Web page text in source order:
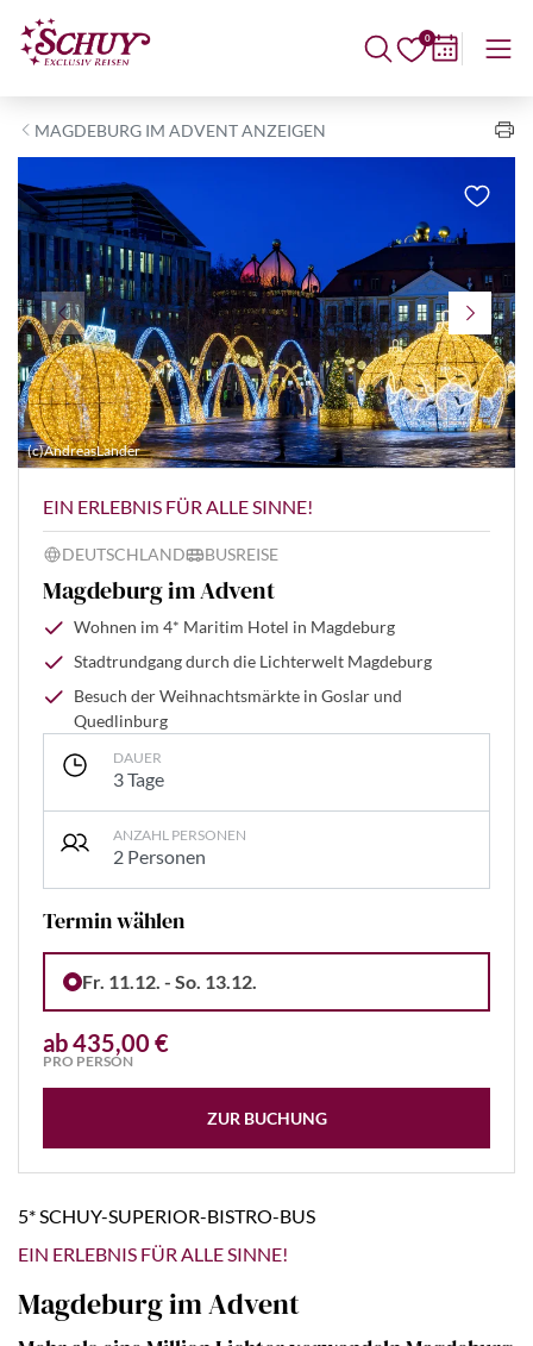
0
MAGDEBURG IM ADVENT ANZEIGEN
(c)AndreasLander
EIN ERLEBNIS FÜR ALLE SINNE!
DEUTSCHLAND BUSREISE
Magdeburg im Advent
Wohnen im 4* Maritim Hotel in Magdeburg
Stadtrundgang durch die Lichterwelt Magdeburg
Besuch der Weihnachtsmärkte in Goslar und
Quedlinburg
DAUER
3 Tage
ANZAHL PERSONEN
2 Personen
Termin wählen
Fr. 11.12. - So. 13.12.
ab 435,00 €
PRO PERSON
ZUR BUCHUNG
5* SCHUY-SUPERIOR-BISTRO-BUS
EIN ERLEBNIS FÜR ALLE SINNE!
Magdeburg im Advent